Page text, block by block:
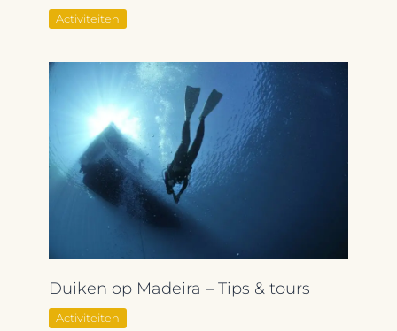
Activiteiten
Duiken op Madeira – Tips & tours
Activiteiten